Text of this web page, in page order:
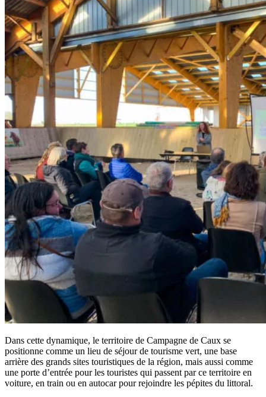
Dans cette dynamique, le territoire de Campagne de Caux se
positionne comme un lieu de séjour de tourisme vert, une base
arrière des grands sites touristiques de la région, mais aussi comme
une porte d’entrée pour les touristes qui passent par ce territoire en
voiture, en train ou en autocar pour rejoindre les pépites du littoral.